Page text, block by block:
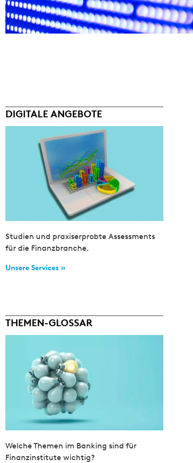
DIGITALE ANGEBOTE
Studien und praxiserprobte Assessments
für die Finanzbranche.
Unsere Services »
THEMEN-GLOSSAR
Welche Themen im Banking sind für
Finanzinstitute wichtig?